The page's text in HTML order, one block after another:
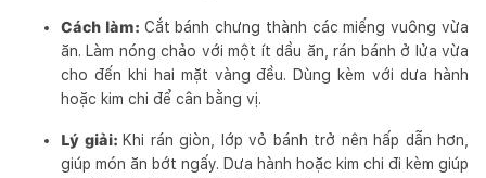
Cách làm: Cắt bánh chưng thành các miếng vuông vừa
ăn. Làm nóng chảo với một ít dầu ăn, rán bánh ở lửa vừa
cho đến khi hai mặt vàng đều. Dùng kèm với dưa hành
hoặc kim chi để cân bằng vị.
Lý giải: Khi rán giòn, lớp vỏ bánh trở nên hấp dẫn hơn,
giúp món ăn bớt ngấy. Dưa hành hoặc kim chi đi kèm giúp